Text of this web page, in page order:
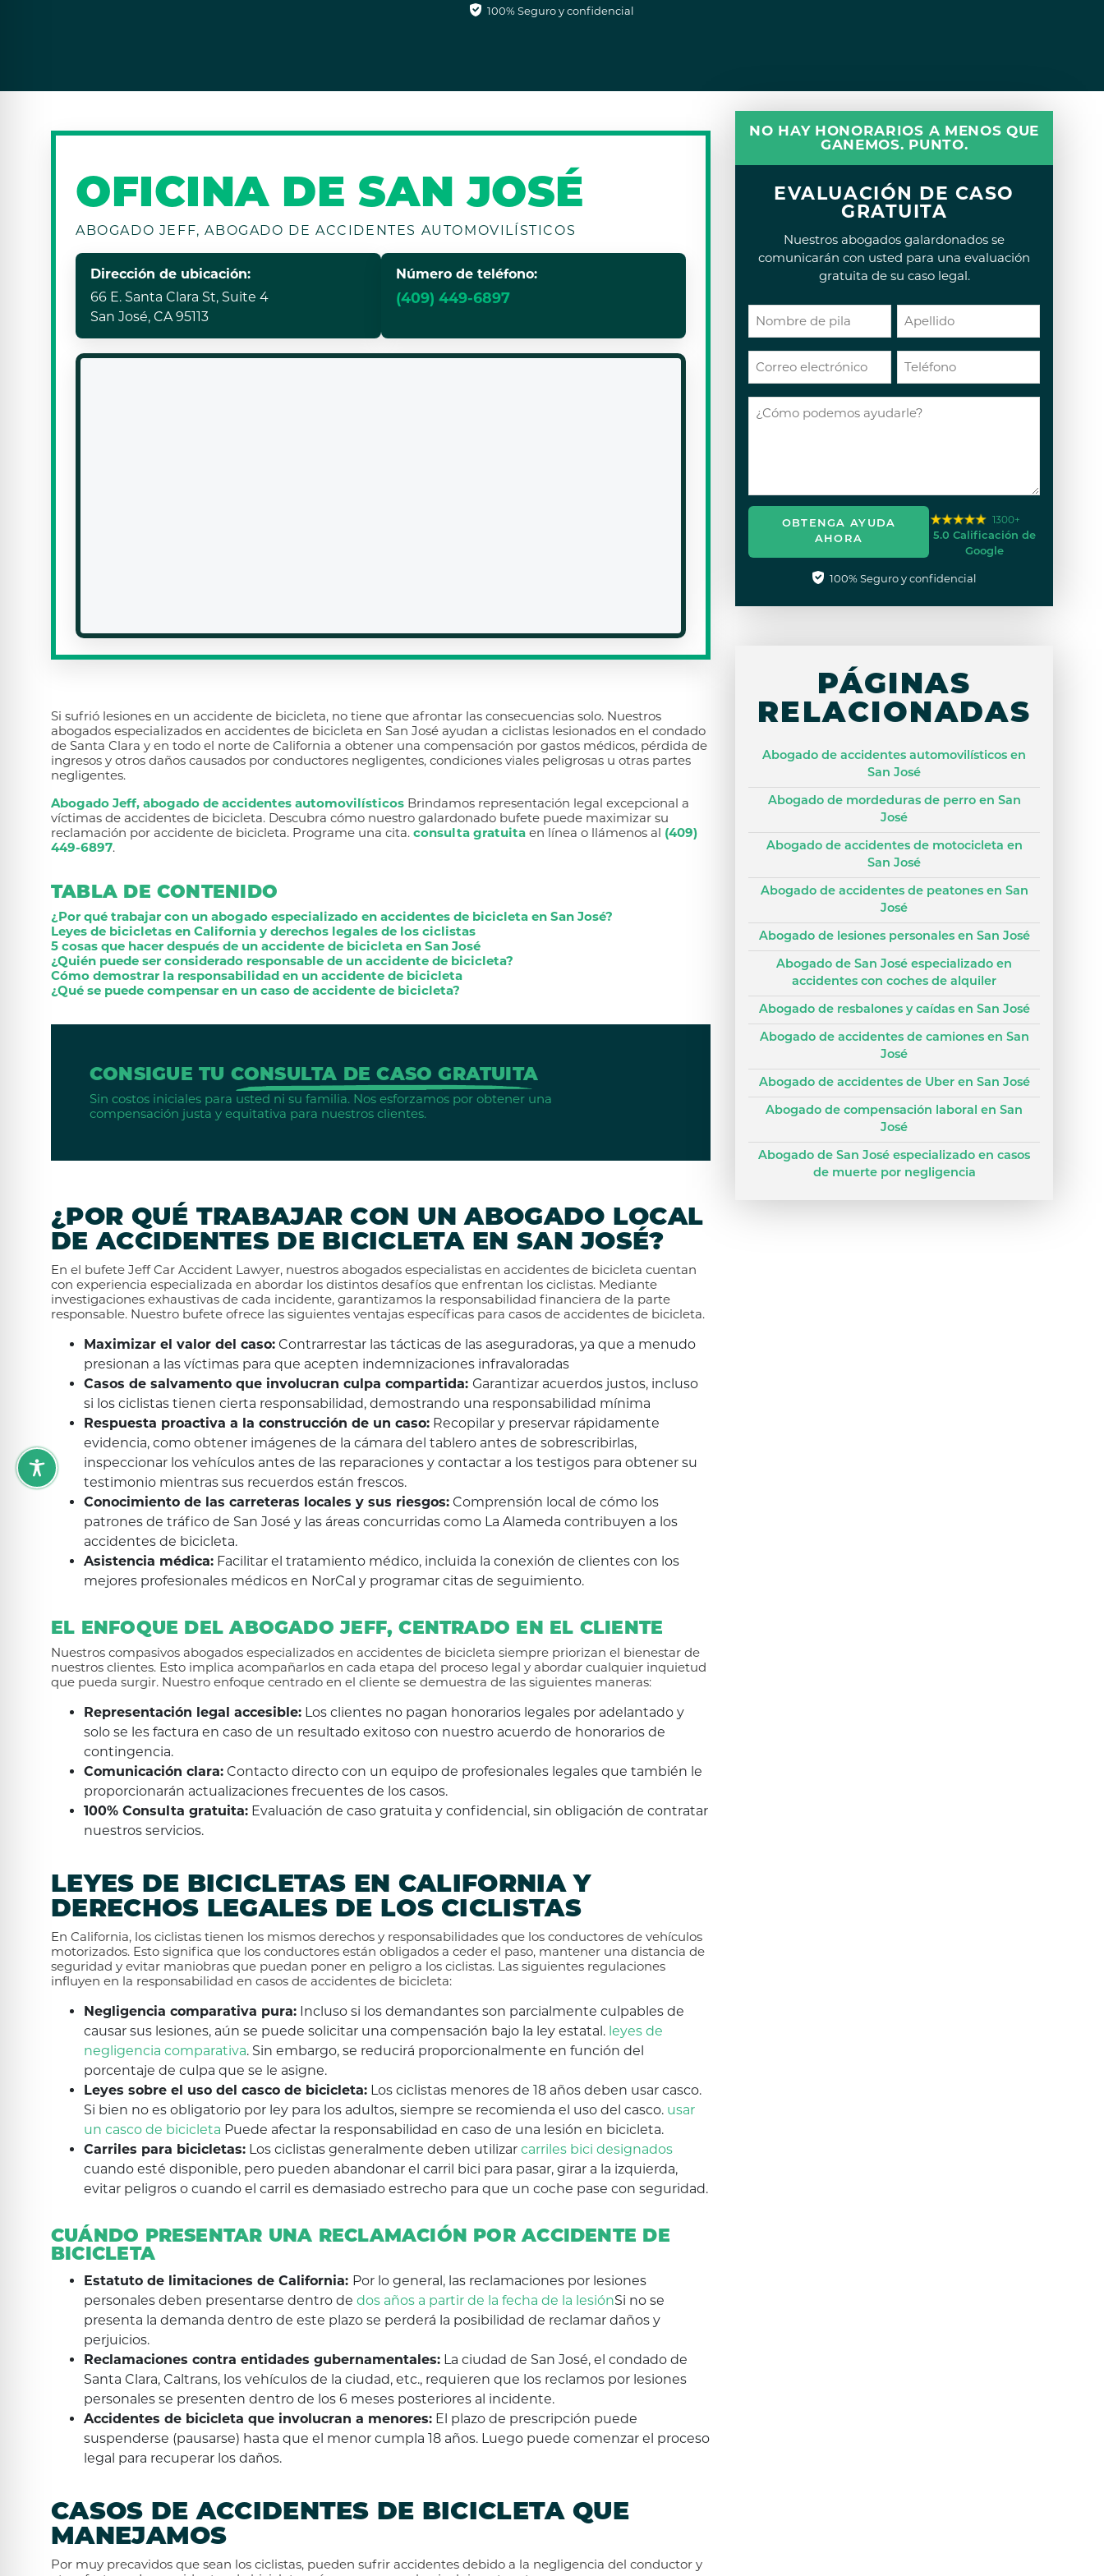
100% Seguro y confidencial
OFICINA DE SAN JOSÉ
ABOGADO JEFF, ABOGADO DE ACCIDENTES AUTOMOVILÍSTICOS
Dirección de ubicación:
66 E. Santa Clara St, Suite 4
San José, CA 95113
Número de teléfono:
(409) 449-6897
Si sufrió lesiones en un accidente de bicicleta, no tiene que afrontar las consecuencias solo. Nuestros
abogados especializados en accidentes de bicicleta en San José ayudan a ciclistas lesionados en el condado
de Santa Clara y en todo el norte de California a obtener una compensación por gastos médicos, pérdida de
ingresos y otros daños causados por conductores negligentes, condiciones viales peligrosas u otras partes
negligentes.
Abogado Jeff, abogado de accidentes automovilísticos Brindamos representación legal excepcional a
víctimas de accidentes de bicicleta. Descubra cómo nuestro galardonado bufete puede maximizar su
reclamación por accidente de bicicleta. Programe una cita. consulta gratuita en línea o llámenos al (409)
449-6897.
TABLA DE CONTENIDO
¿Por qué trabajar con un abogado especializado en accidentes de bicicleta en San José?
Leyes de bicicletas en California y derechos legales de los ciclistas
5 cosas que hacer después de un accidente de bicicleta en San José
¿Quién puede ser considerado responsable de un accidente de bicicleta?
Cómo demostrar la responsabilidad en un accidente de bicicleta
¿Qué se puede compensar en un caso de accidente de bicicleta?
CONSIGUE TU CONSULTA DE CASO GRATUITA
Sin costos iniciales para usted ni su familia. Nos esforzamos por obtener una
compensación justa y equitativa para nuestros clientes.
¿POR QUÉ TRABAJAR CON UN ABOGADO LOCAL
DE ACCIDENTES DE BICICLETA EN SAN JOSÉ?
En el bufete Jeff Car Accident Lawyer, nuestros abogados especialistas en accidentes de bicicleta cuentan
con experiencia especializada en abordar los distintos desafíos que enfrentan los ciclistas. Mediante
investigaciones exhaustivas de cada incidente, garantizamos la responsabilidad financiera de la parte
responsable. Nuestro bufete ofrece las siguientes ventajas específicas para casos de accidentes de bicicleta.
Maximizar el valor del caso: Contrarrestar las tácticas de las aseguradoras, ya que a menudo
presionan a las víctimas para que acepten indemnizaciones infravaloradas
Casos de salvamento que involucran culpa compartida: Garantizar acuerdos justos, incluso
si los ciclistas tienen cierta responsabilidad, demostrando una responsabilidad mínima
Respuesta proactiva a la construcción de un caso: Recopilar y preservar rápidamente
evidencia, como obtener imágenes de la cámara del tablero antes de sobrescribirlas,
inspeccionar los vehículos antes de las reparaciones y contactar a los testigos para obtener su
testimonio mientras sus recuerdos están frescos.
Conocimiento de las carreteras locales y sus riesgos: Comprensión local de cómo los
patrones de tráfico de San José y las áreas concurridas como La Alameda contribuyen a los
accidentes de bicicleta.
Asistencia médica: Facilitar el tratamiento médico, incluida la conexión de clientes con los
mejores profesionales médicos en NorCal y programar citas de seguimiento.
EL ENFOQUE DEL ABOGADO JEFF, CENTRADO EN EL CLIENTE
Nuestros compasivos abogados especializados en accidentes de bicicleta siempre priorizan el bienestar de
nuestros clientes. Esto implica acompañarlos en cada etapa del proceso legal y abordar cualquier inquietud
que pueda surgir. Nuestro enfoque centrado en el cliente se demuestra de las siguientes maneras:
Representación legal accesible: Los clientes no pagan honorarios legales por adelantado y
solo se les factura en caso de un resultado exitoso con nuestro acuerdo de honorarios de
contingencia.
Comunicación clara: Contacto directo con un equipo de profesionales legales que también le
proporcionarán actualizaciones frecuentes de los casos.
100% Consulta gratuita: Evaluación de caso gratuita y confidencial, sin obligación de contratar
nuestros servicios.
LEYES DE BICICLETAS EN CALIFORNIA Y
DERECHOS LEGALES DE LOS CICLISTAS
En California, los ciclistas tienen los mismos derechos y responsabilidades que los conductores de vehículos
motorizados. Esto significa que los conductores están obligados a ceder el paso, mantener una distancia de
seguridad y evitar maniobras que puedan poner en peligro a los ciclistas. Las siguientes regulaciones
influyen en la responsabilidad en casos de accidentes de bicicleta:
Negligencia comparativa pura: Incluso si los demandantes son parcialmente culpables de
causar sus lesiones, aún se puede solicitar una compensación bajo la ley estatal. leyes de
negligencia comparativa. Sin embargo, se reducirá proporcionalmente en función del
porcentaje de culpa que se le asigne.
Leyes sobre el uso del casco de bicicleta: Los ciclistas menores de 18 años deben usar casco.
Si bien no es obligatorio por ley para los adultos, siempre se recomienda el uso del casco. usar
un casco de bicicleta Puede afectar la responsabilidad en caso de una lesión en bicicleta.
Carriles para bicicletas: Los ciclistas generalmente deben utilizar carriles bici designados
cuando esté disponible, pero pueden abandonar el carril bici para pasar, girar a la izquierda,
evitar peligros o cuando el carril es demasiado estrecho para que un coche pase con seguridad.
CUÁNDO PRESENTAR UNA RECLAMACIÓN POR ACCIDENTE DE
BICICLETA
Estatuto de limitaciones de California: Por lo general, las reclamaciones por lesiones
personales deben presentarse dentro de dos años a partir de la fecha de la lesiónSi no se
presenta la demanda dentro de este plazo se perderá la posibilidad de reclamar daños y
perjuicios.
Reclamaciones contra entidades gubernamentales: La ciudad de San José, el condado de
Santa Clara, Caltrans, los vehículos de la ciudad, etc., requieren que los reclamos por lesiones
personales se presenten dentro de los 6 meses posteriores al incidente.
Accidentes de bicicleta que involucran a menores: El plazo de prescripción puede
suspenderse (pausarse) hasta que el menor cumpla 18 años. Luego puede comenzar el proceso
legal para recuperar los daños.
CASOS DE ACCIDENTES DE BICICLETA QUE
MANEJAMOS
Por muy precavidos que sean los ciclistas, pueden sufrir accidentes debido a la negligencia del conductor y
NO HAY HONORARIOS A MENOS QUE
GANEMOS. PUNTO.
EVALUACIÓN DE CASO
GRATUITA
Nuestros abogados galardonados se
comunicarán con usted para una evaluación
gratuita de su caso legal.
OBTENGA AYUDA
AHORA
1300+
5.0 Calificación de
Google
100% Seguro y confidencial
PÁGINAS
RELACIONADAS
Abogado de accidentes automovilísticos en
San José
Abogado de mordeduras de perro en San
José
Abogado de accidentes de motocicleta en
San José
Abogado de accidentes de peatones en San
José
Abogado de lesiones personales en San José
Abogado de San José especializado en
accidentes con coches de alquiler
Abogado de resbalones y caídas en San José
Abogado de accidentes de camiones en San
José
Abogado de accidentes de Uber en San José
Abogado de compensación laboral en San
José
Abogado de San José especializado en casos
de muerte por negligencia